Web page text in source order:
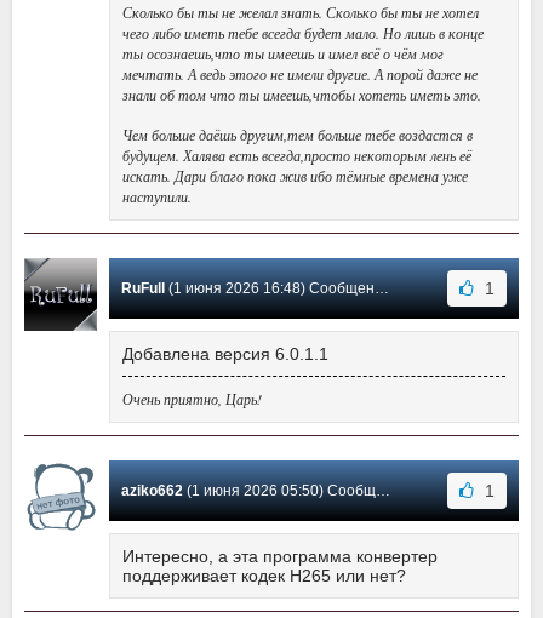
Сколько бы ты не желал знать. Сколько бы ты не хотел
чего либо иметь тебе всегда будет мало. Но лишь в конце
ты осознаешь,что ты имеешь и имел всё о чём мог
мечтать. А ведь этого не имели другие. А порой даже не
знали об том что ты имеешь,чтобы хотеть иметь это.
Чем больше даёшь другим,тем больше тебе воздастся в
будущем. Халява есть всегда,просто некоторым лень её
искать. Дари благо пока жив ибо тёмные времена уже
наступили.
RuFull(1 июня 2026 16:48) Сообщение #1553 1
Добавлена версия 6.0.1.1
Очень приятно, Царь!
aziko662(1 июня 2026 05:50) Сообщение #1552 1
Интересно, а эта программа конвертер
поддерживает кодек H265 или нет?